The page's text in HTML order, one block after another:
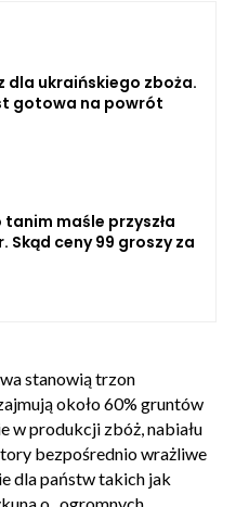
dla ukraińskiego zboża.
gotowa na powrót
maśle przyszła
Skąd ceny 99 groszy za
stanowią trzon
około 60% gruntów
w produkcji zbóż, nabiału
bezpośrednio wrażliwe
dla państw takich jak